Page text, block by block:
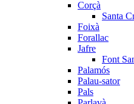
Corçà
Santa
Foixà
Forallac
Jafre
Font
Palamós
Palau-sator
Pals